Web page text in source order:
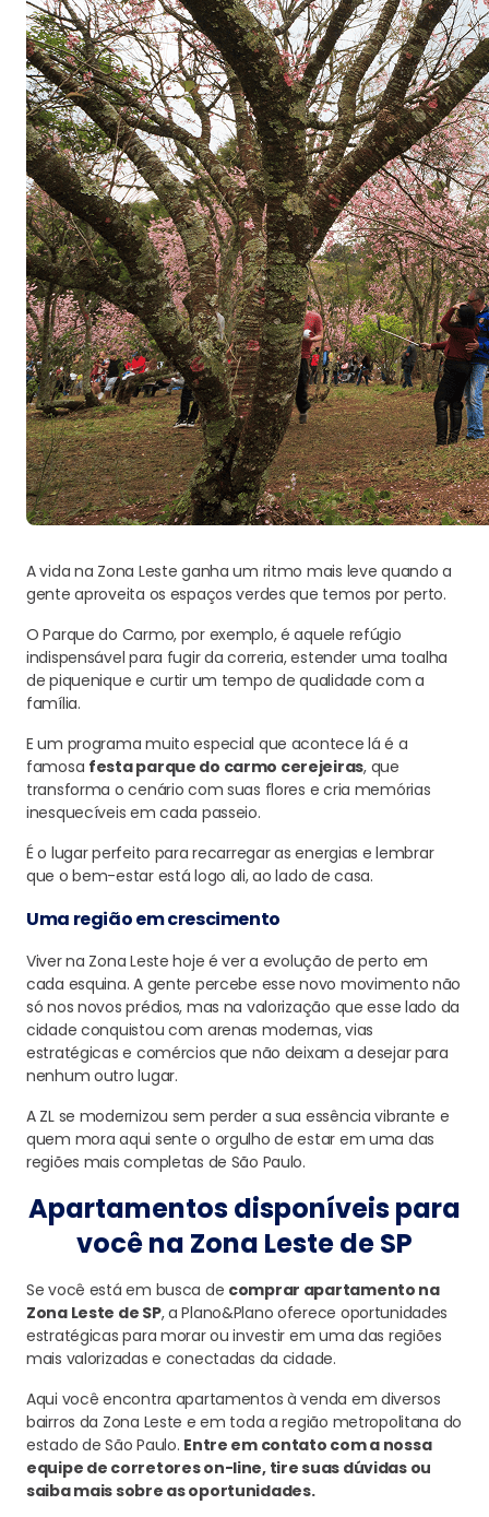
A vida na Zona Leste ganha um ritmo mais leve quando a
gente aproveita os espaços verdes que temos por perto.
O Parque do Carmo, por exemplo, é aquele refúgio
indispensável para fugir da correria, estender uma toalha
de piquenique e curtir um tempo de qualidade com a
família.
E um programa muito especial que acontece lá é a
famosa festa parque do carmo cerejeiras, que
transforma o cenário com suas flores e cria memórias
inesquecíveis em cada passeio.
É o lugar perfeito para recarregar as energias e lembrar
que o bem-estar está logo ali, ao lado de casa.
Uma região em crescimento
Viver na Zona Leste hoje é ver a evolução de perto em
cada esquina. A gente percebe esse novo movimento não
só nos novos prédios, mas na valorização que esse lado da
cidade conquistou com arenas modernas, vias
estratégicas e comércios que não deixam a desejar para
nenhum outro lugar.
A ZL se modernizou sem perder a sua essência vibrante e
quem mora aqui sente o orgulho de estar em uma das
regiões mais completas de São Paulo.
Apartamentos disponíveis para
você na Zona Leste de SP
Se você está em busca de comprar apartamento na
Zona Leste de SP, a Plano&Plano oferece oportunidades
estratégicas para morar ou investir em uma das regiões
mais valorizadas e conectadas da cidade.
Aqui você encontra apartamentos à venda em diversos
bairros da Zona Leste e em toda a região metropolitana do
estado de São Paulo. Entre em contato com a nossa
equipe de corretores on-line, tire suas dúvidas ou
saiba mais sobre as oportunidades.